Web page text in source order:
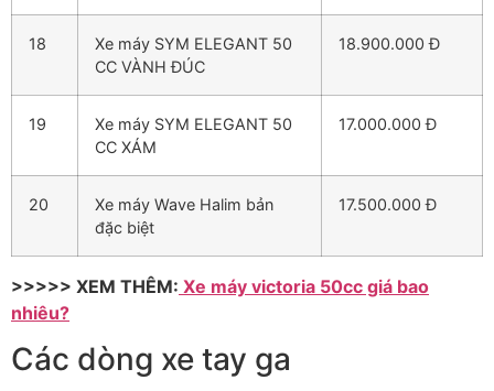
18
Xe máy SYM ELEGANT 50
CC VÀNH ĐÚC
18.900.000 Đ
19
Xe máy SYM ELEGANT 50
CC XÁM
17.000.000 Đ
20
Xe máy Wave Halim bản
đặc biệt
17.500.000 Đ
>>>>> XEM THÊM: Xe máy victoria 50cc giá bao
nhiêu?
Các dòng xe tay ga